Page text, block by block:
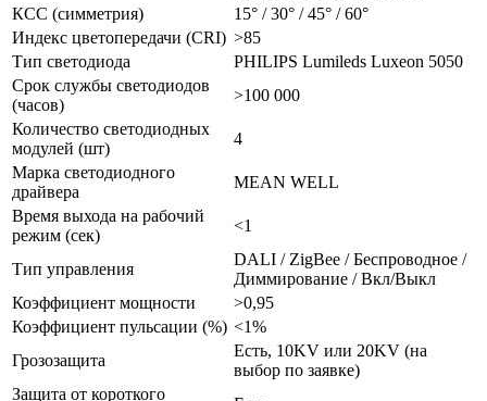
КСС (симметрия)
15° / 30° / 45° / 60°
Индекс цветопередачи (CRI) >85
Тип светодиода
PHILIPS Lumileds Luxeon 5050
Срок службы светодиодов
(часов)
>100 000
Количество светодиодных
модулей (шт)
4
Марка светодиодного
драйвера
MEAN WELL
Время выхода на рабочий
режим (сек)
<1
Тип управления
DALI / ZigBee / Беспроводное /
Диммирование / Вкл/Выкл
Коэффициент мощности
>0,95
Коэффициент пульсации (%) <1%
Грозозащита
Есть, 10KV или 20KV (на
выбор по заявке)
Защита от короткого